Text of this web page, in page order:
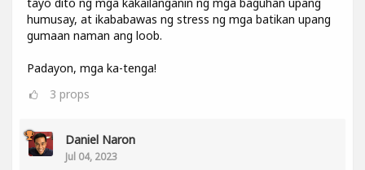
humusay, at ikababawas ng stress ng mga batikan upang
gumaan naman ang loob.
Padayon, mga ka-tenga!
3 props
Daniel Naron
Jul 04, 2023